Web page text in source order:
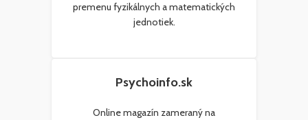
premenu fyzikálnych a matematických
jednotiek.
Psychoinfo.sk
Online magazín zameraný na